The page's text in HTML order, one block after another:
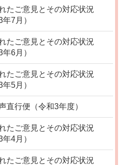
たご意見とその対応状況
年7月）
たご意見とその対応状況
年6月）
たご意見とその対応状況
年5月）
直行便（令和3年度）
たご意見とその対応状況
年4月）
たご意見とその対応状況